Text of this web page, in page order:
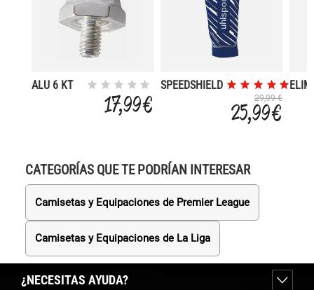
ALU 6 KT
17,99 €
SPEEDSHIELD
29,99 €
25,99 €
CATEGORÍAS QUE TE PODRÍAN INTERESAR
Camisetas y Equipaciones de Premier League
Camisetas y Equipaciones de La Liga
¿NECESITAS AYUDA?